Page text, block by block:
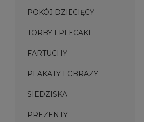
POKÓJ DZIECIĘCY
TORBY I PLECAKI
FARTUCHY
PLAKATY I OBRAZY
SIEDZISKA
PREZENTY